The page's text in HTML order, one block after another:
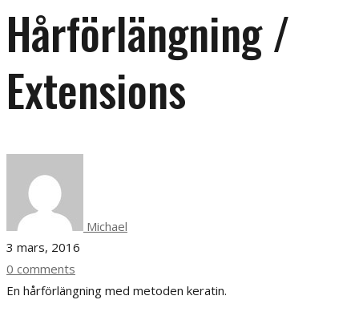
Hårförlängning /
Extensions
Michael
3 mars, 2016
0 comments
En hårförlängning med metoden keratin.